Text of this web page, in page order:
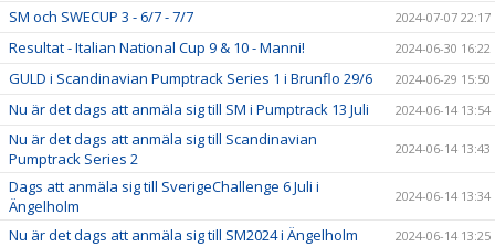
SM och SWECUP 3 - 6/7 - 7/7 2024-07-07 22:17
Resultat - Italian National Cup 9 & 10 - Manni! 2024-06-30 16:22
GULD i Scandinavian Pumptrack Series 1 i Brunflo 29/6 2024-06-29 15:50
Nu är det dags att anmäla sig till SM i Pumptrack 13 Juli 2024-06-14 13:54
Nu är det dags att anmäla sig till Scandinavian
Pumptrack Series 2
2024-06-14 13:43
Dags att anmäla sig till SverigeChallenge 6 Juli i
Ängelholm
2024-06-14 13:34
Nu är det dags att anmäla sig till SM2024 i Ängelholm 2024-06-14 13:25